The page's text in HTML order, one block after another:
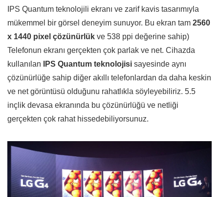
IPS Quantum teknolojili ekranı ve zarif kavis tasarımıyla
mükemmel bir görsel deneyim sunuyor. Bu ekran tam 2560
x 1440 pixel çözünürlük ve 538 ppi değerine sahip)
Telefonun ekranı gerçekten çok parlak ve net. Cihazda
kullanılan
IPS Quantum teknolojisi sayesinde aynı
çözünürlüğe sahip diğer akıllı telefonlardan da daha keskin
ve net görüntüsü olduğunu rahatlıkla söyleyebiliriz. 5.5
inçlik devasa ekranında bu çözünürlüğü ve netliği
gerçekten çok rahat hissedebiliyorsunuz.